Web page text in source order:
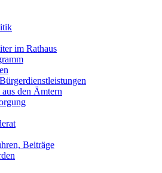
im Rathaus
den Ämtern
Beiträge